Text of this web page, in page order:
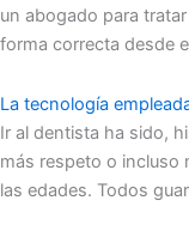
un abogado para
forma correcta desde
La tecnología
Ir al dentista ha sido,
más respeto o incluso
las edades. Todos